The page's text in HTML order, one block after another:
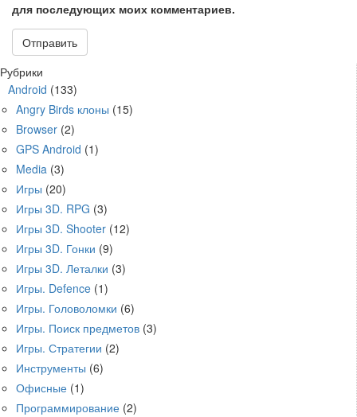
для последующих моих комментариев.
Рубрики
Android (133)
Angry Birds клоны (15)
Browser (2)
GPS Android (1)
Media (3)
Игры (20)
Игры 3D. RPG (3)
Игры 3D. Shooter (12)
Игры 3D. Гонки (9)
Игры 3D. Леталки (3)
Игры. Defence (1)
Игры. Головоломки (6)
Игры. Поиск предметов (3)
Игры. Стратегии (2)
Инструменты (6)
Офисные (1)
Программирование (2)